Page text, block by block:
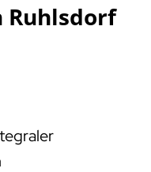
Ruhlsdorf